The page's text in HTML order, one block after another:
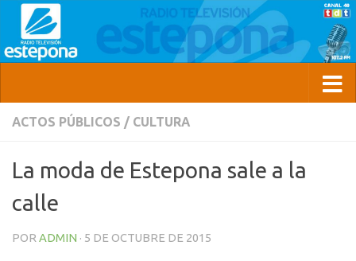
ACTOS PÚBLICOS / CULTURA
La moda de Estepona sale a la
calle
POR ADMIN · 5 DE OCTUBRE DE 2015